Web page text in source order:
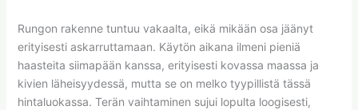
Rungon rakenne tuntuu vakaalta, eikä mikään osa jäänyt
erityisesti askarruttamaan. Käytön aikana ilmeni pieniä
haasteita siimapään kanssa, erityisesti kovassa maassa ja
kivien läheisyydessä, mutta se on melko tyypillistä tässä
hintaluokassa. Terän vaihtaminen sujui lopulta loogisesti,